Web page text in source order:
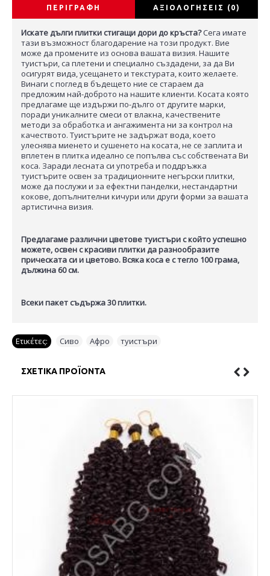
ΠΕΡΙΓΡΑΦΉ ΑΞΙΟΛΟΓΉΣΕΙΣ (0)
Искате дълги плитки стигащи дори до кръста?Сега имате
тази възможност благодарение на този продукт. Вие
може да промените из основа вашата визия. Нашите
туистъри, са плетени и специално създадени, за да Ви
осигурят вида, усещането и текстурата, които желаете.
Винаги с поглед в бъдещето ние се стараем да
предложим най-доброто на нашите клиенти. Косата която
предлагаме ще издържи по-дълго от другите марки,
поради уникалните смеси от влакна, качествените
методи за обработка и ангажимента ни за контрол на
качеството. Туистърите не задържат вода, което
улеснява миенето и сушенето на косата, не се заплита и
вплетен в плитка идеално се попълва със собствената Ви
коса. Заради лесната си употреба и поддръжка
туистърите освен за традиционните негърски плитки,
може да послужи и за ефектни панделки, нестандартни
кокове, допълнителни кичури или други форми за вашата
артистична визия.
Предлагаме различни цветове туистъри с който успешно
можете, освен с красиви плитки да разнообразите
прическата си и цветово. Всяка коса е с тегло 100 грама,
дължина 60 см.
Всеки пакет съдържа 30 плитки.
Ετικέτες: Сиво Афро туистъри
ΣΧΕΤΙΚΆ ΠΡΟΪΌΝΤΑ